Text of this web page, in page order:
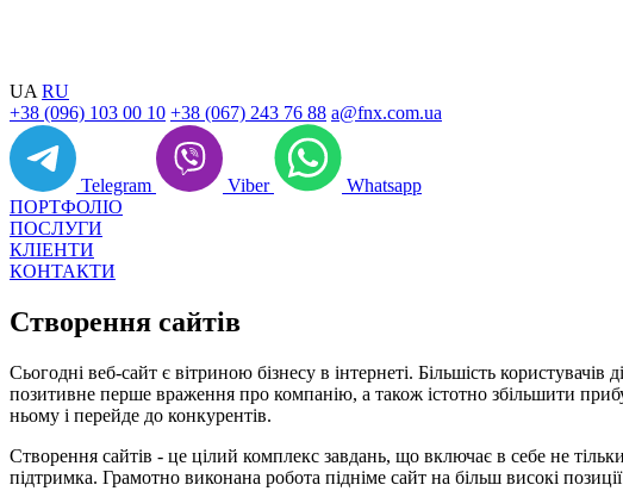
UA RU
+38 (096) 103 00 10 +38 (067) 243 76 88 a@fnx.com.ua
Telegram Viber
Whatsapp
ПОРТФОЛІО
ПОСЛУГИ
КЛІЕНТИ
КОНТАКТИ
Створення сайтів
Сьогодні веб-сайт є вітриною бізнесу в інтернеті. Більшість
позитивне перше враження про компанію, а також істотно збільшити
ньому і перейде до конкурентів.
Створення сайтів - це цілий комплекс завдань, що включає в себе не
підтримка. Грамотно виконана робота підніме сайт на більш високі